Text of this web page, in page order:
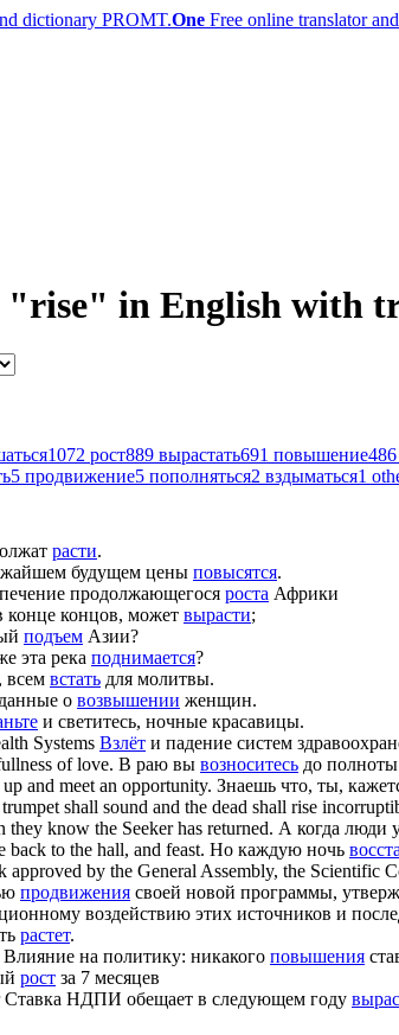
PROMT.One Free online translator
"rise" in English with
1072 рост889 вырастать691 повышение486
5 продвижение5 пополняться2 вздыматься1
расти.
будущем цены повысятся.
продолжающегося роста Африки
конце концов, может вырасти;
подъем Азии?
эта река поднимается?
всем встать для молитвы.
о возвышении женщин.
и светитесь, ночные красавицы.
Systems Взлёт и падение систем
of love. В раю вы возноситесь до
up and meet an opportunity. Знаешь что, ты,
shall sound and the dead shall rise
know the Seeker has returned. А когда люди
back to the hall, and feast. Но каждую ночь
by the General Assembly, the Scientific
продвижения своей новой программы,
воздействию этих источников и
растет.
Влияние на политику: никакого повышения
рост за 7 месяцев
Ставка НДПИ обещает в следующем году